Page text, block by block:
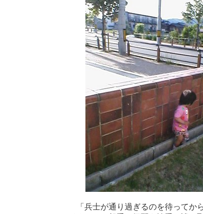
「兵士が通り過ぎるのを待ってか